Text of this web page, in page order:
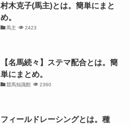
村木克子(馬主)とは。簡単にまと
め。
馬主 2423
【名馬続々】ステマ配合とは。簡
単にまとめ。
競馬知識館 2360
フィールドレーシングとは。種